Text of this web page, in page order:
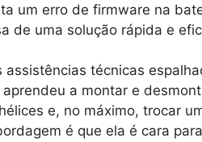
um erro de firmware na
de uma solução rápida e
técnicas
a montar e
e, no máximo, trocar
é que ela é cara